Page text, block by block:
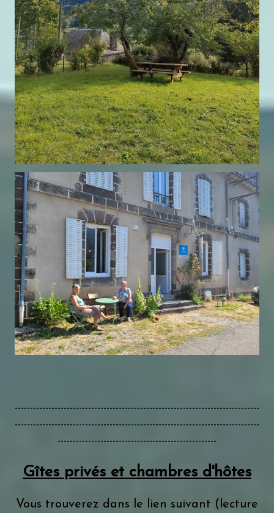
--------------------------------------------------------------------------------
--------------------------------------------------------------------------------
----------------------------------------------------
Gîtes privés et chambres d'hôtes
Vous trouverez dans le lien suivant (lecture